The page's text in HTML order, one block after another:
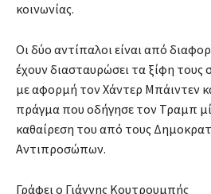
κοινωνίας.
Οι δύο αντίπαλοι είναι από
έχουν διασταυρώσει τα ξίφη τους
με αφορμή τον Χάντερ Μπάιντεν
πράγμα που οδήγησε τον Τραμπ
καθαίρεση του από τους
Αντιπροσώπων.
Γράφει ο Γιάννης Κουτρουμπής